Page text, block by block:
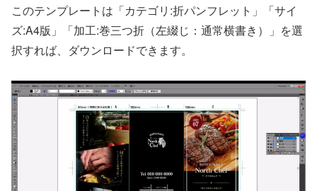
このテンプレートは「カテゴリ:折パンフレット」「サイ
ズ:A4版」「加工:巻三つ折（左綴じ：通常横書き）」を選
択すれば、ダウンロードできます。